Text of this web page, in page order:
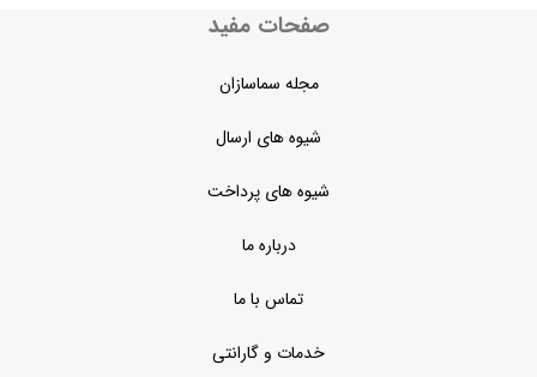
صفحات مفید
مجله سماسازان
شیوه های ارسال
شیوه های پرداخت
درباره ما
تماس با ما
خدمات و گارانتی